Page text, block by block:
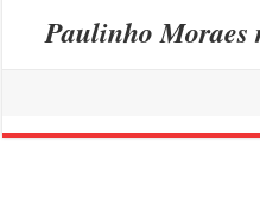
Paulinho Moraes